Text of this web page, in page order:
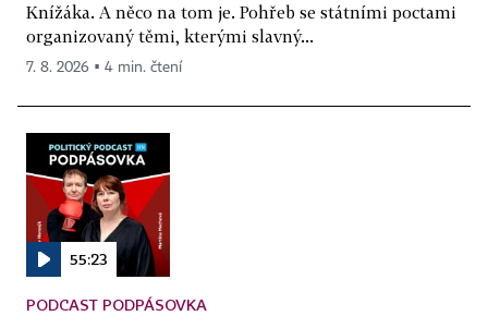
Knížáka. A něco na tom je. Pohřeb se státními poctami
organizovaný těmi, kterými slavný...
7. 8. 2026 ▪ 4 min. čtení
55:23
PODCAST PODPÁSOVKA